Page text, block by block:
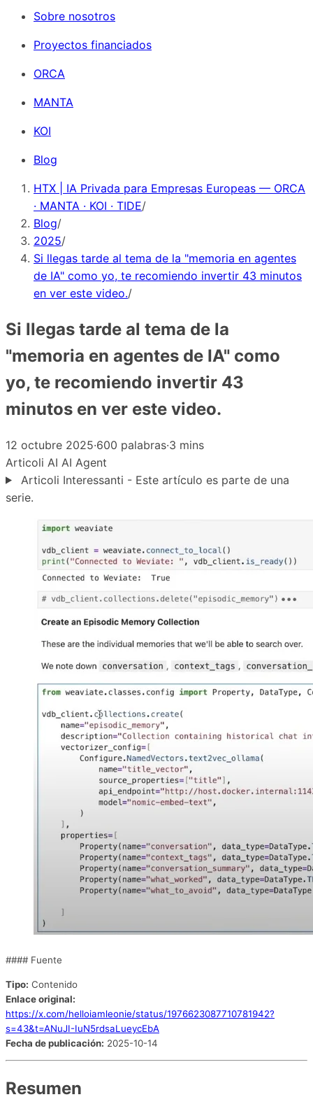
Sobre nosotros
Proyectos financiados
ORCA
MANTA
KOI
Blog
HTX | IA Privada para Empresas Europeas — ORCA
· MANTA · KOI · TIDE/
Blog/
2025/
Si llegas tarde al tema de la "memoria en agentes
de IA" como yo, te recomiendo invertir 43 minutos
en ver este video./
Si llegas tarde al tema de la
"memoria en agentes de IA" como
yo, te recomiendo invertir 43
minutos en ver este video.
12 octubre 2025·600 palabras·3 mins
Articoli AI AI Agent
Articoli Interessanti - Este artículo es parte de una
serie.
#### Fuente
Tipo: Contenido
Enlace original:
https://x.com/helloiamleonie/status/1976623087710781942?
s=43&t=ANuJI-IuN5rdsaLueycEbA
Fecha de publicación: 2025-10-14
Resumen